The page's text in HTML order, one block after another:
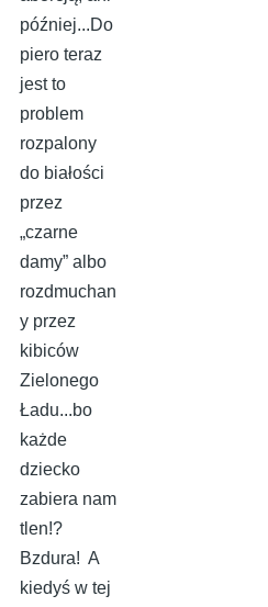
później...Do
piero teraz
jest to
problem
rozpalony
do białości
przez
„czarne
damy” albo
rozdmuchan
y przez
kibiców
Zielonego
Ładu...bo
każde
dziecko
zabiera nam
tlen!?
Bzdura! A
kiedyś w tej